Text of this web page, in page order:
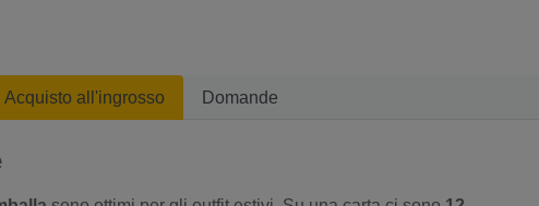
Acquisto all'ingrosso Domande